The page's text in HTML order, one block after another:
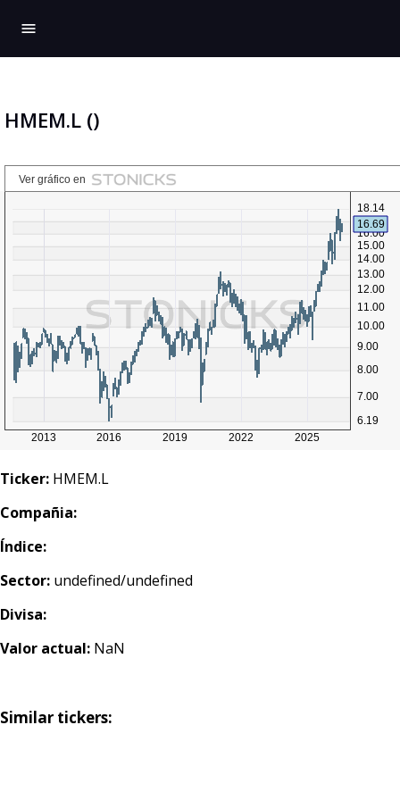
menu
HMEM.L ()
Ticker: HMEM.L
Compañia:
Índice:
Sector: undefined/undefined
Divisa:
Valor actual: NaN
Similar tickers: